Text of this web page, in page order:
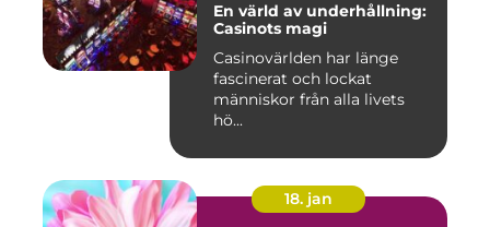
En värld av underhållning:
Casinots magi
Casinovärlden har länge
fascinerat och lockat
människor från alla livets
hö...
18. jan